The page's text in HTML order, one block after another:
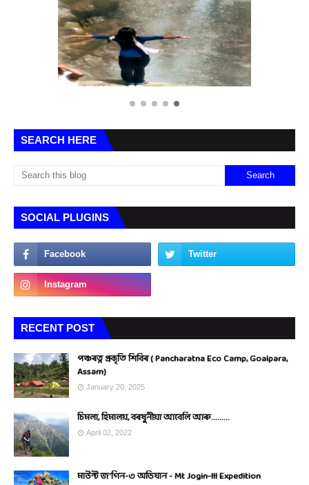
SEARCH HERE
SOCIAL PLUGINS
RECENT POST
পঞ্চৰত্ন প্ৰকৃতি শিবিৰ ( Pancharatna Eco Camp, Goalpara,
Assam)
January 20, 2025
চিমলা, হিমালয়, বৰষুনীয়া আবেলি আৰু.........
April 02, 2022
মাউন্ট জ'গিন-৩ অভিযান - Mt Jogin-III Expedition